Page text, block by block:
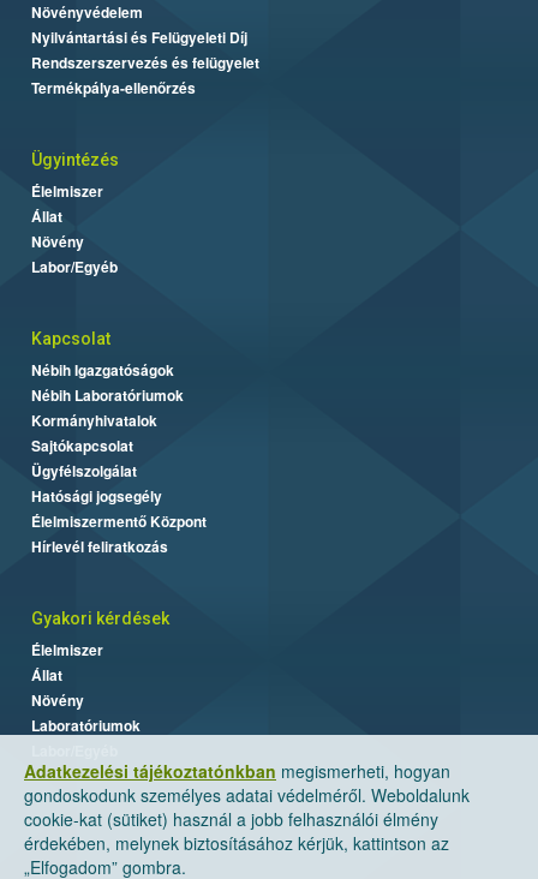
Adatkezelési tájékoztatónkban megismerheti, hogyan
gondoskodunk személyes adatai védelméről. Weboldalunk
cookie-kat (sütiket) használ a jobb felhasználói élmény
érdekében, melynek biztosításához kérjük, kattintson az
„Elfogadom” gombra.
Növényvédelem
Nyilvántartási és Felügyeleti Díj
Rendszerszervezés és felügyelet
Termékpálya-ellenőrzés
Ügyintézés
Élelmiszer
Állat
Növény
Labor/Egyéb
Kapcsolat
Nébih Igazgatóságok
Nébih Laboratóriumok
Kormányhivatalok
Sajtókapcsolat
Ügyfélszolgálat
Hatósági jogsegély
Élelmiszermentő Központ
Hírlevél feliratkozás
Gyakori kérdések
Élelmiszer
Állat
Növény
Laboratóriumok